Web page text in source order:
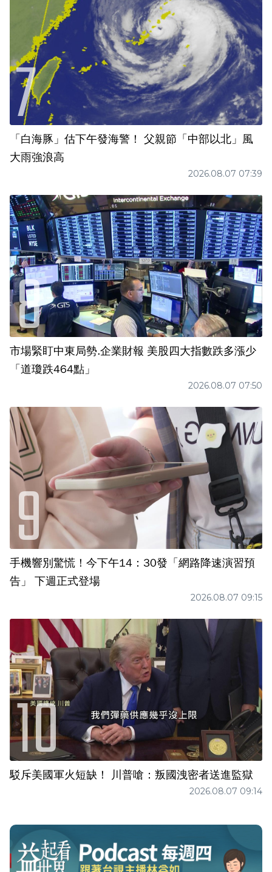
「白海豚」估下午發海警！ 父親節「中部以北」風
大雨強浪高
2026.08.07 07:39
市場緊盯中東局勢.企業財報 美股四大指數跌多漲少
「道瓊跌464點」
2026.08.07 07:50
手機響別驚慌！今下午14：30發「網路降速演習預
告」 下週正式登場
2026.08.07 09:15
駁斥美國軍火短缺！ 川普嗆：叛國洩密者送進監獄
2026.08.07 09:14